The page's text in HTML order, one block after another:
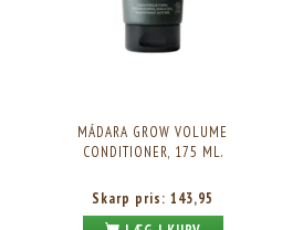
MÁDARA GROW VOLUME
CONDITIONER, 175 ML.
Skarp pris: 143,95